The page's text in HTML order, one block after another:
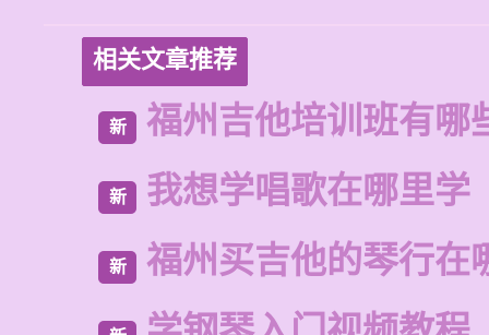
相关文章推荐
新 福州吉他培训班有哪
新 我想学唱歌在哪里学
新 福州买吉他的琴行在